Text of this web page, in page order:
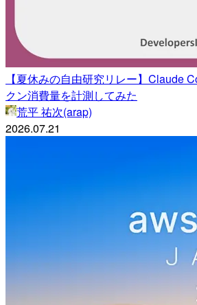
【夏休みの自由研究リレー】Claude
クン消費量を計測してみた
荒平 祐次(arap)
2026.07.21